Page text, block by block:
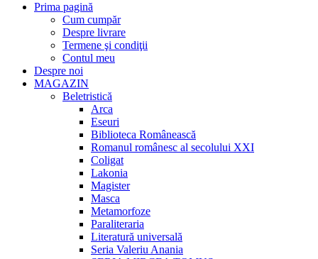
Prima pagină
Cum cumpăr
Despre livrare
Termene şi condiţii
Contul meu
Despre noi
MAGAZIN
Beletristică
Arca
Eseuri
Biblioteca Românească
Romanul românesc al secolului XXI
Coligat
Lakonia
Magister
Masca
Metamorfoze
Paraliteraria
Literatură universală
Seria Valeriu Anania